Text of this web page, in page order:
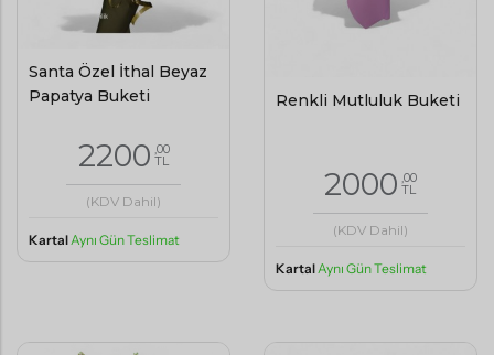
Santa Özel İthal Beyaz
Papatya Buketi
2200 ,00
TL
(KDV Dahil)
Kartal Aynı Gün Teslimat
Renkli Mutluluk Buketi
2000 ,00
TL
(KDV Dahil)
KartalAynı Gün Teslimat